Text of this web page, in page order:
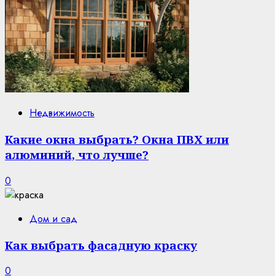
Недвижимость
Какие окна выбрать? Окна ПВХ или
алюминий, что лучше?
0
Дом и сад
Как выбрать фасадную краску
0